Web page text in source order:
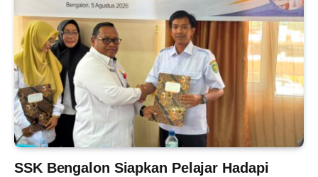
SSK Bengalon Siapkan Pelajar Hadapi